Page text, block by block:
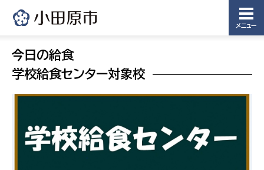
メニュー
今日の給食
学校給食センター対象校